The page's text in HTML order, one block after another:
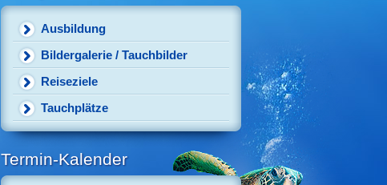
Ausbildung
Bildergalerie / Tauchbilder
Reiseziele
Tauchplätze
Termin-Kalender